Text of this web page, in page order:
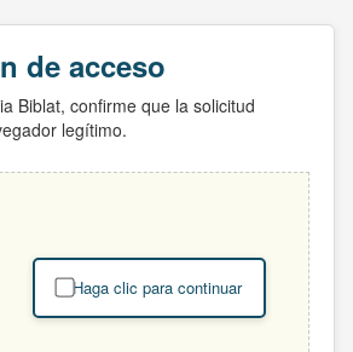
de acceso
Biblat, confirme que la solicitud
legítimo.
Haga clic para continuar